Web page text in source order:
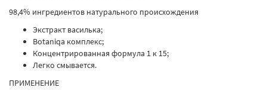
98,4% ингредиентов натурального происхождения
Экстракт василька;
Botaniqa комплекс;
Концентрированная формула 1 к 15;
Легко смывается.
ПРИМЕНЕНИЕ